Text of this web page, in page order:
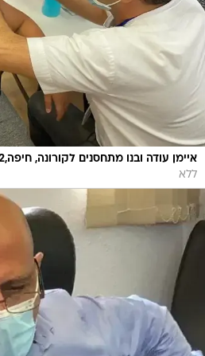
איימן עודה ובנו מתחסנים לקורונה, חיפה,22 באוגוסט 2021
ללא